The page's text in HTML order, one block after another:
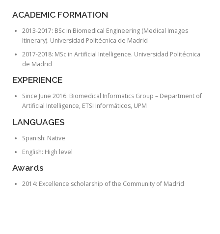
ACADEMIC FORMATION
2013-2017: BSc in Biomedical Engineering (Medical Images
Itinerary). Universidad Politécnica de Madrid
2017-2018: MSc in Artificial Intelligence. Universidad Politécnica
de Madrid
EXPERIENCE
Since June 2016: Biomedical Informatics Group – Department of
Artificial Intelligence, ETSI Informáticos, UPM
LANGUAGES
Spanish: Native
English: High level
Awards
2014: Excellence scholarship of the Community of Madrid